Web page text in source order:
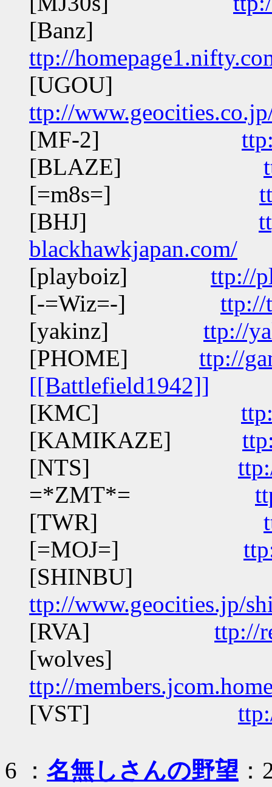
[Banz]
ttp://
[UGOU]
ttp://
[MF-2]
[BLAZE]
[=m8s=]
[BHJ]
blackhawkjapan.com/
[playboiz] ttp://
[-=Wiz=-] ttp://
[yakinz] ttp://
[PHOME] ttp://
[[Battlefield1942]]
[KMC]
[KAMIKAZE]
[NTS]
=*ZMT*=
[TWR]
[=MOJ=]
[SHINBU]
ttp://www.geocities.jp/
[RVA] ttp://
[wolves]
ttp://
[VST]
6 ： 名無しさんの野望